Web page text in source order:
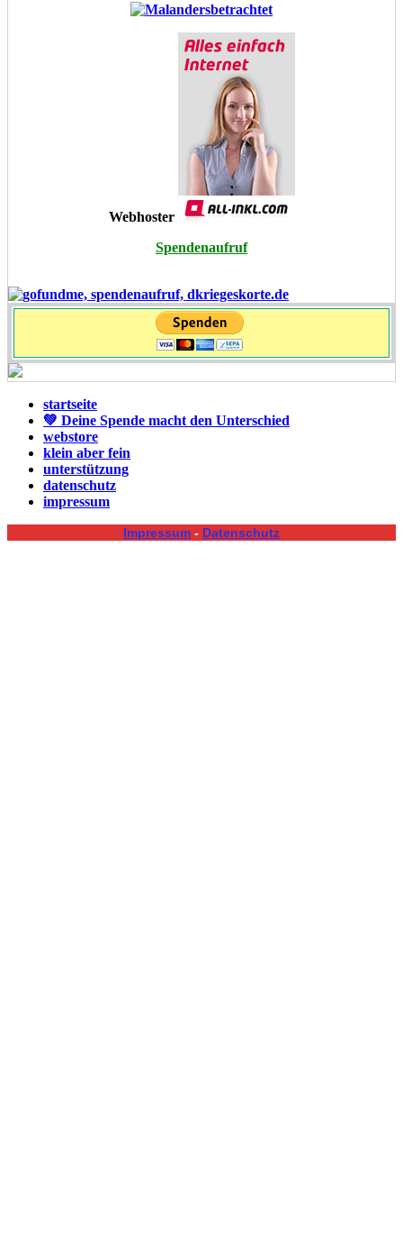
Webhoster
Spendenaufruf
startseite
💚 Deine Spende macht den Unterschied
webstore
klein aber fein
unterstützung
datenschutz
impressum
Impressum - Datenschutz